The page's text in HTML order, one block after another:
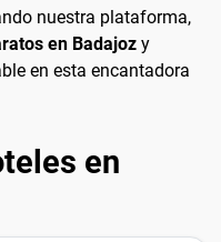
nuestra plataforma,
en Badajoz y
en esta encantadora
en